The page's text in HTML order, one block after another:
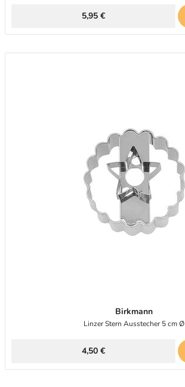
5,95 €
Birkmann
Linzer Stern Ausstecher 5 cm Ø
4,50 €